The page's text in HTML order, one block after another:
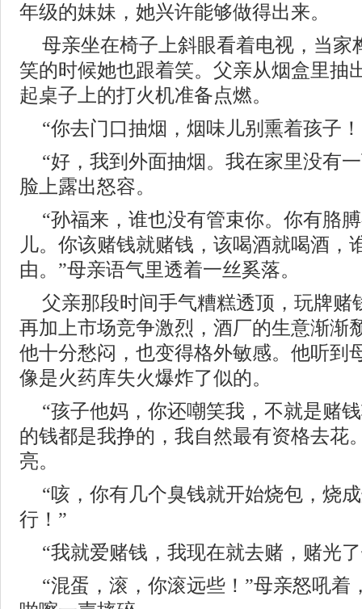
年级的妹妹，她兴许能够做得出来。
母亲坐在椅子上斜眼看着电视，当家
笑的时候她也跟着笑。父亲从烟盒里抽
起桌子上的打火机准备点燃。
“你去门口抽烟，烟味儿别熏着孩子
“好，我到外面抽烟。我在家里没有
脸上露出怒容。
“孙福来，谁也没有管束你。你有胳
儿。你该赌钱就赌钱，该喝酒就喝酒，
由。”母亲语气里透着一丝奚落。
父亲那段时间手气糟糕透顶，玩牌赌
再加上市场竞争激烈，酒厂的生意渐渐
他十分愁闷，也变得格外敏感。他听到
像是火药库失火爆炸了似的。
“孩子他妈，你还嘲笑我，不就是赌
的钱都是我挣的，我自然最有资格去花
亮。
“咳，你有几个臭钱就开始烧包，烧
行！”
“我就爱赌钱，我现在就去赌，赌光
“混蛋，滚，你滚远些！”母亲怒吼着